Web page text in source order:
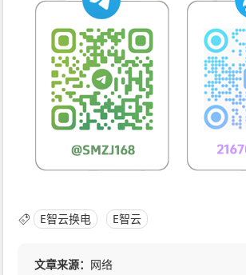
E智云换电 E智云
文章来源： 网络